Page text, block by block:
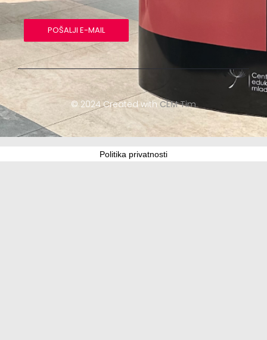
POŠALJI E-MAIL
© 2024 Created with CEM Tim
Politika privatnosti